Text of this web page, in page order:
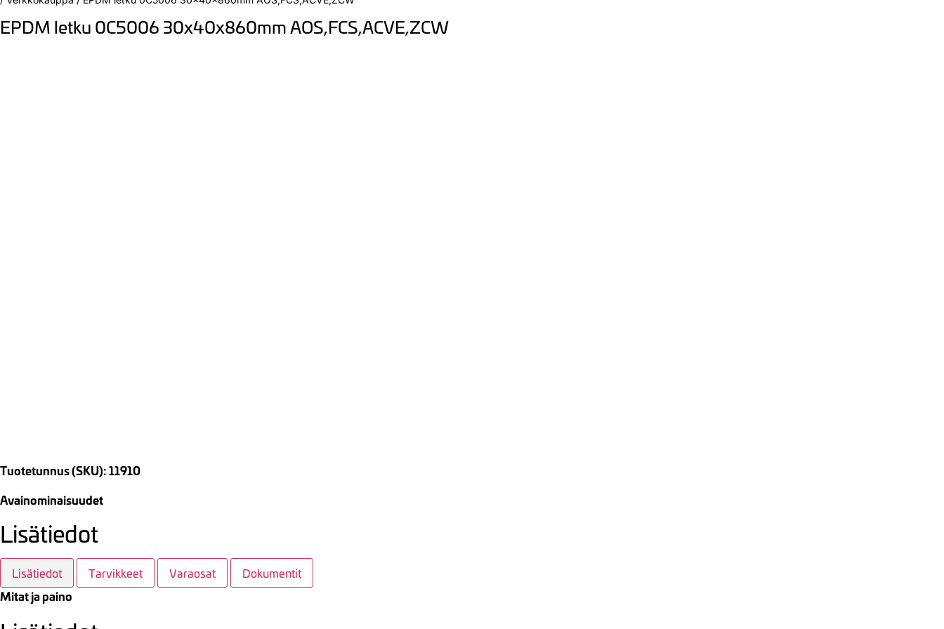
EPDM letku 0C5006 30x40x860mm AOS,FCS,ACVE,ZCW
Tuotetunnus (SKU): 11910
Avainominaisuudet
Lisätiedot
Lisätiedot Tarvikkeet Varaosat Dokumentit
Mitat ja paino